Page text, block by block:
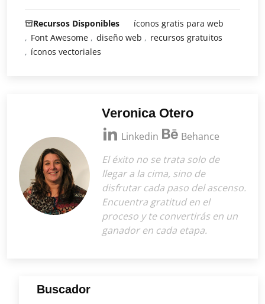
Recursos Disponibles
íconos gratis para web
Font Awesome
diseño web
recursos gratuitos
íconos vectoriales
Veronica Otero
Linkedin
Behance
El éxito no se trata solo de
llegar a la cima, sino de
disfrutar cada paso del ascenso.
Encuentra gratitud en el
proceso y te convertirás en un
ganador en cada etapa.
Buscador